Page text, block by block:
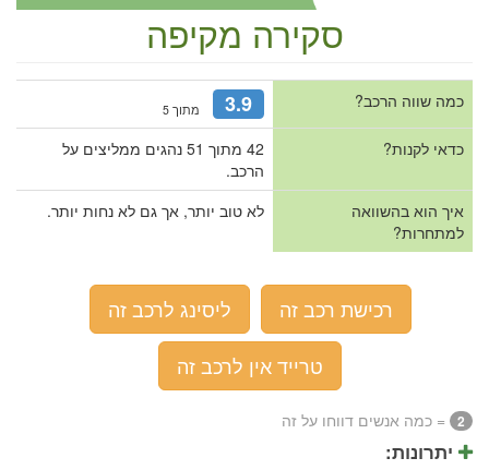
סקירה מקיפה
כמה שווה הרכב? 3.9 מתוך 5
כדאי לקנות?
42 מתוך 51 נהגים ממליצים על
הרכב.
איך הוא בהשוואה
למתחרות?
לא טוב יותר, אך גם לא נחות יותר.
רכישת רכב זה
ליסינג לרכב זה
טרייד אין לרכב זה
2 = כמה אנשים דווחו על זה
יתרונות: